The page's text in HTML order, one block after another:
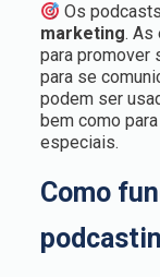
Os
marketing. As
para promover
para se
podem ser
bem como
especiais.
Como